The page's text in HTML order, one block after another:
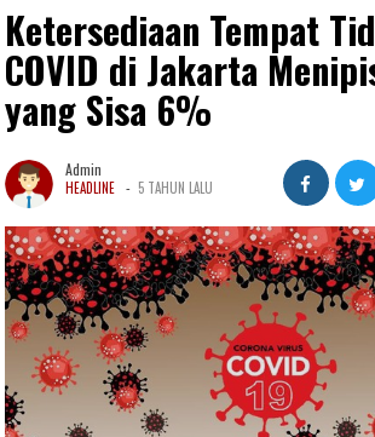
Ketersediaan Tempat
COVID di Jakarta
yang Sisa 6%
Admin
HEADLINE - 5 TAHUN LALU